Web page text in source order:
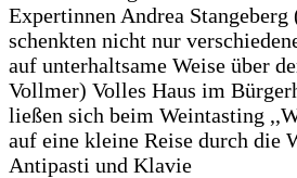
Expertinnen Andrea
schenkten nicht nur
auf unterhaltsame Weise über
Vollmer) Volles Haus im
ließen sich beim Weintasting
auf eine kleine Reise durch die
Antipasti und Klavie